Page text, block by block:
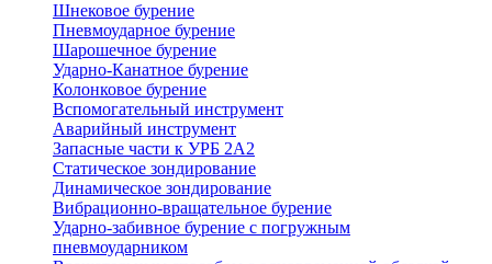
Шнековое бурение
Пневмоударное бурение
Шарошечное бурение
Ударно-Канатное бурение
Колонковое бурение
Вспомогательный инструмент
Аварийный инструмент
Запасные части к УРБ 2А2
Статическое зондирование
Динамическое зондирование
Вибрационно-вращательное бурение
Ударно-забивное бурение с погружным
пневмоударником